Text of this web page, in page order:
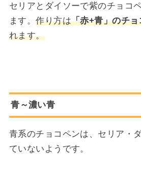
セリアとダイソーで紫のチョコ
ます。作り方は「赤+青」のチ
れます。
青～濃い青
青系のチョコペンは、セリア・
ていないようです。